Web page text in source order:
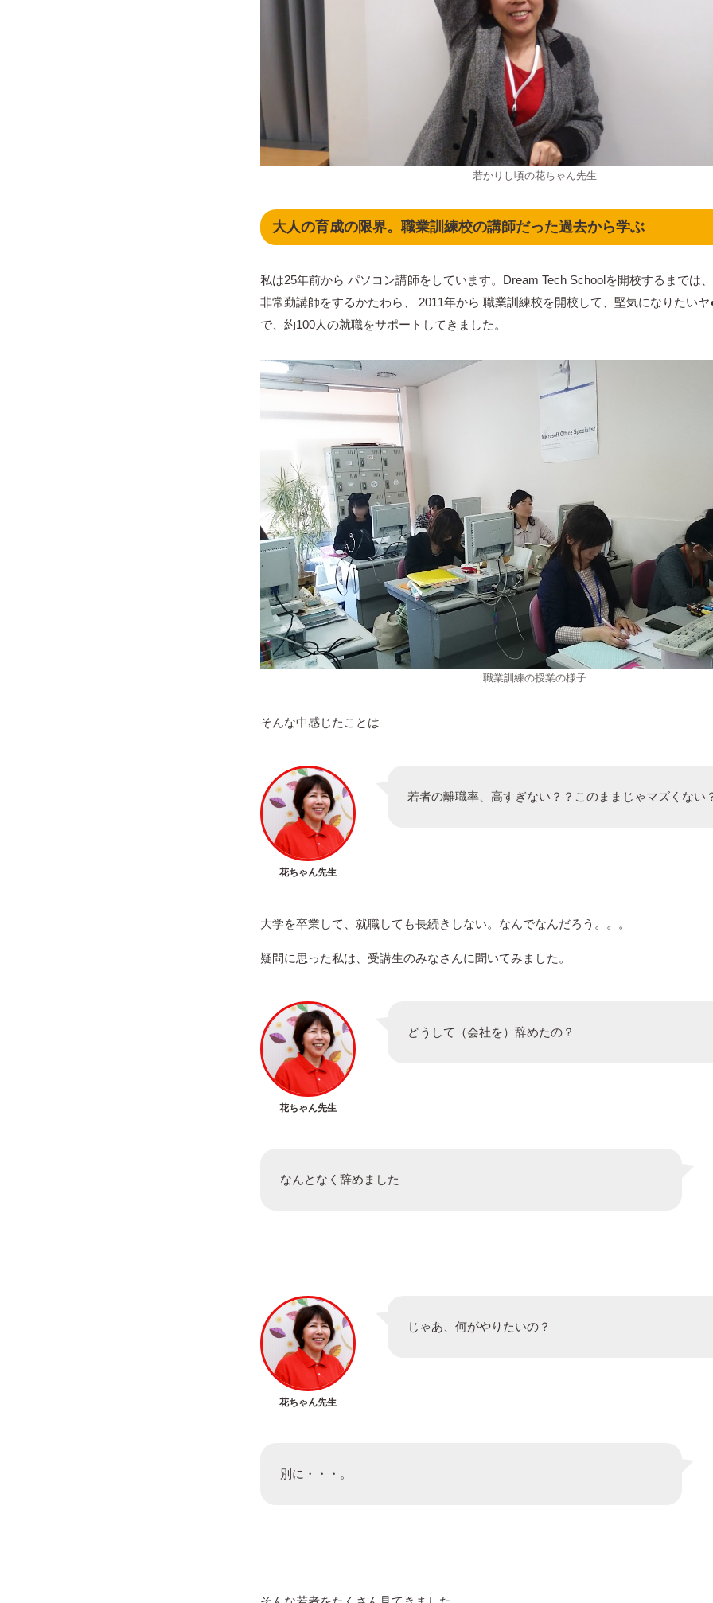
若かりし頃の花ちゃん先生
大人の育成の限界。職業訓練校の講師だった過去から学ぶ
私は25年前から パソコン講師をしています。Dream Tech Schoolを開校するまでは
非常勤講師をするかたわら、 2011年から 職業訓練校を開校して、堅気になりたい
で、約100人の就職をサポートしてきました。
職業訓練の授業の様子
そんな中感じたことは
花ちゃん先生
若者の離職率、高すぎない？？このままじゃマズくない
大学を卒業して、就職しても長続きしない。なんでなんだろう。。。
疑問に思った私は、受講生のみなさんに聞いてみました。
花ちゃん先生
どうして（会社を）辞めたの？
なんとなく辞めました
花ちゃん先生
じゃあ、何がやりたいの？
別に・・・。